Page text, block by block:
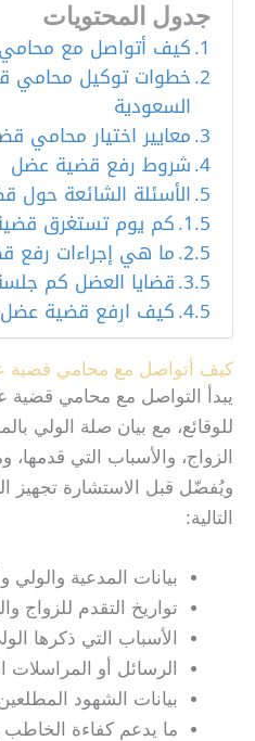
جدول المحتويات
كيف أتواصل مع
خطوات توكيل
السعودية
معايير اختيار محامي
شروط رفع قضية عضل
الأسئلة الشائعة حول
كم يوم تستغرق
ما هي إجراءات رفع
قضايا العضل كم
كيف ارفع قضية عضل
كيف أتواصل مع محامي
يبدأ التواصل مع محامي
للوقائع، مع بيان صلة الولي
الزواج، والأسباب التي
ويُفضّل قبل الاستشارة تجهيز
التالية:
بيانات المدعية
تواريخ التقدم للزواج
الأسباب التي ذكرها
الرسائل أو المراسلات
بيانات الشهود
ما يدعم كفاءة